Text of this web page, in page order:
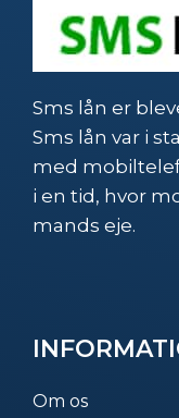
Sms lån er
Sms lån var i
med
i en tid, hvor
mands eje.
Om os